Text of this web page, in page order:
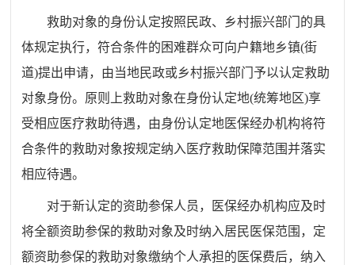
救助对象的身份认定按照民政、乡村振兴部门的具
体规定执行，符合条件的困难群众可向户籍地乡镇(街
道)提出申请，由当地民政或乡村振兴部门予以认定救助
对象身份。原则上救助对象在身份认定地(统筹地区)享
受相应医疗救助待遇，由身份认定地医保经办机构将符
合条件的救助对象按规定纳入医疗救助保障范围并落实
相应待遇。
对于新认定的资助参保人员，医保经办机构应及时
将全额资助参保的救助对象及时纳入居民医保范围，定
额资助参保的救助对象缴纳个人承担的医保费后，纳入